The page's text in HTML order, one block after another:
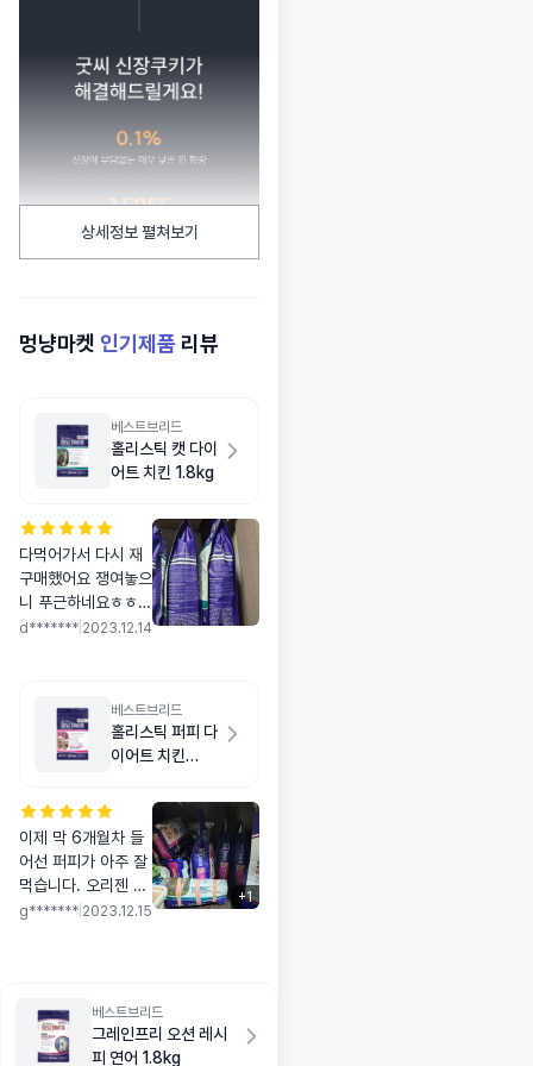
상세정보 펼쳐보기
멍냥마켓 인기제품 리뷰
베스트브리드
홀리스틱 캣 다이
어트 치킨 1.8kg
다먹어가서 다시 재
구매했어요 쟁여놓으
니 푸근하네요ㅎㅎ
고양이도 잘먹어서
d******* 2023.12.14
베스트브리드
홀리스틱 퍼피 다
이어트 치킨
이제 막 6개월차 들
어선 퍼피가 아주 잘
먹습니다. 오리젠 퍼
피 먹이면서도 너무
름지고 딱딱해서 강
아지가 씹지않고 그
냥 후루룩 삼켰었는
g******* 2023.12.15
+1
베스트브리드
그레인프리 오션 레시
피 연어 1.8kg